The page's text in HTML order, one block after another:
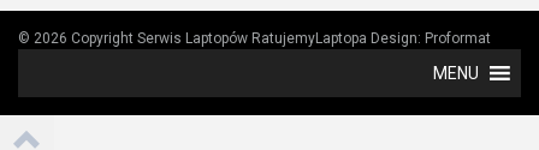
© 2026 Copyright Serwis Laptopów RatujemyLaptopa Design: Proformat
MENU